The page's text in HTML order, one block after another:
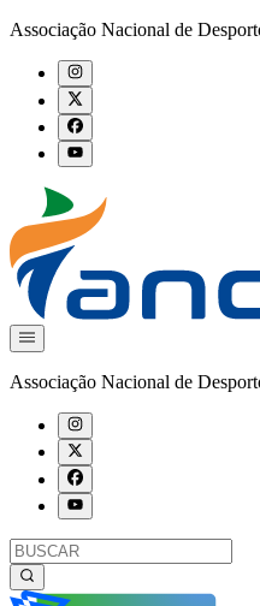
Associação Nacional de
Associação Nacional de